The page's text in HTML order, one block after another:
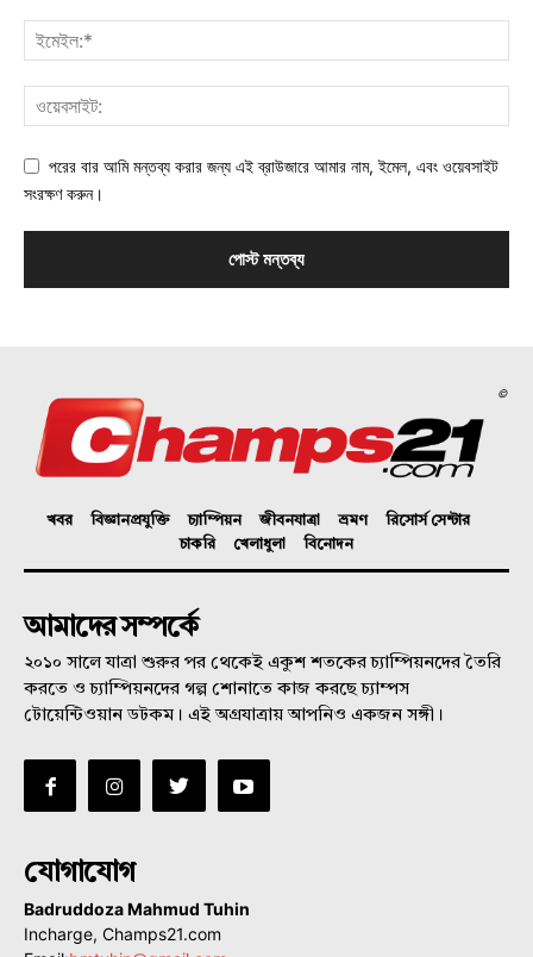
পরের বার আমি মন্তব্য করার জন্য এই ব্রাউজারে আমার নাম, ইমেল, এবং ওয়েবসাইট
সংরক্ষণ করুন।
©
খবর বিজ্ঞানপ্রযুক্তি চ্যাম্পিয়ন জীবনযাত্রা ভ্রমণ
রিসোর্স সেন্টার
চাকরি
খেলাধুলা বিনোদন
আমাদের সম্পর্কে
২০১০ সালে যাত্রা শুরুর পর থেকেই একুশ শতকের চ্যাম্পিয়নদের তৈরি
করতে ও চ্যাম্পিয়নদের গল্প শোনাতে কাজ করছে চ্যাম্পস
টোয়েন্টিওয়ান ডটকম। এই অগ্রযাত্রায় আপনিও একজন সঙ্গী।
যোগাযোগ
Badruddoza Mahmud Tuhin
Incharge, Champs21.com